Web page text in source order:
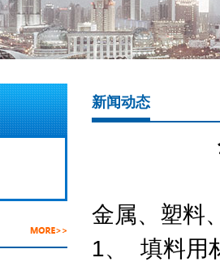
新闻动态
金属、塑料
1、 填料用